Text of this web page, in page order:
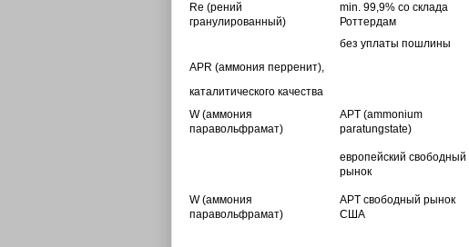
Re (рений
гранулированный)
min. 99,9% со склада
Роттердам
без уплаты пошлины
APR (аммония перренит),
каталитического качества
W (аммония
паравольфрамат)
APT (ammonium
paratungstate)
европейский свободный
рынок
W (аммония
паравольфрамат)
APT свободный рынок
США